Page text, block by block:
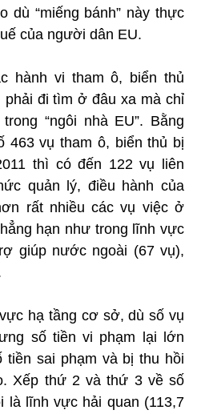
dù “miếng bánh” này thực
của người dân EU.
hành vi tham ô, biển thủ
phải đi tìm ở đâu xa mà chỉ
“ngôi nhà EU”. Bằng
463 vụ tham ô, biển thủ bị
thì có đến 122 vụ liên
quản lý, điều hành của
rất nhiều các vụ việc ở
hạn như trong lĩnh vực
giúp nước ngoài (67 vụ),
hạ tầng cơ sở, dù số vụ
số tiền vi phạm lại lớn
sai phạm và bị thu hồi
Xếp thứ 2 và thứ 3 về số
là lĩnh vực hải quan (113,7